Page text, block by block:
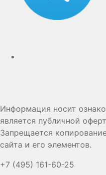
Информация носит
является публичной
Запрещается
сайта и его элементов.
+7 (495) 161-60-25